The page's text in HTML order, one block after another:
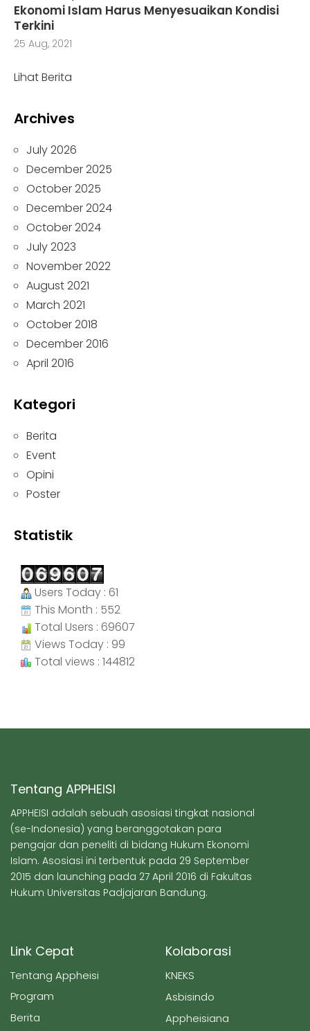
Ekonomi Islam Harus Menyesuaikan Kondisi
Terkini
25 Aug, 2021
Lihat Berita
Archives
July 2026
December 2025
October 2025
December 2024
October 2024
July 2023
November 2022
August 2021
March 2021
October 2018
December 2016
April 2016
Kategori
Berita
Event
Opini
Poster
Statistik
Users Today : 61
This Month : 552
Total Users : 69607
Views Today : 99
Total views : 144812
Tentang APPHEISI
APPHEISI adalah sebuah asosiasi tingkat nasional
(se-Indonesia) yang beranggotakan para
pengajar dan peneliti di bidang Hukum Ekonomi
Islam. Asosiasi ini terbentuk pada 29 September
2015 dan launching pada 27 April 2016 di Fakultas
Hukum Universitas Padjajaran Bandung.
Link Cepat
Tentang Appheisi
Program
Berita
Kolaborasi
KNEKS
Asbisindo
Appheisiana